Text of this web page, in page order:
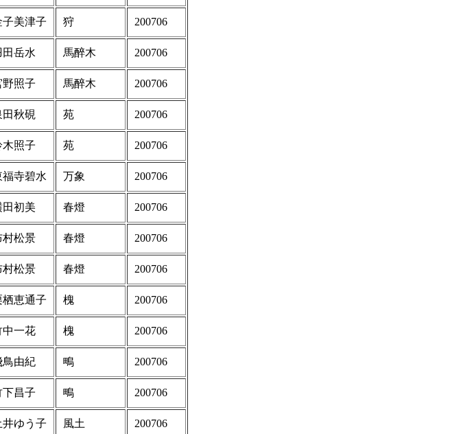
子美津子 狩 200706
田岳水 馬醉木 200706
野照子 馬醉木 200706
田秋硯 苑 200706
木照子 苑 200706
福寺碧水 万象 200706
田初美 春燈 200706
村松景 春燈 200706
村松景 春燈 200706
栖恵通子 槐 200706
中一花 槐 200706
鳥由紀 鴫 200706
下昌子 鴫 200706
井ゆう子 風土 200706